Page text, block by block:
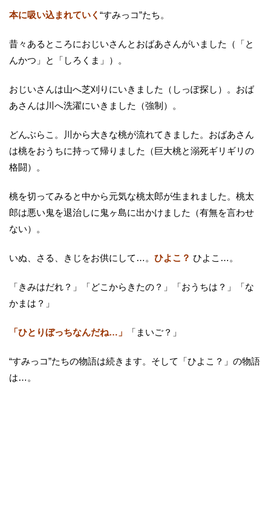
本に吸い込まれていく “すみっコ”たち。
昔々あるところにおじいさんとおばあさんがいました（「と
んかつ」と「しろくま」）。
おじいさんは山へ芝刈りにいきました（しっぽ探し）。おば
あさんは川へ洗濯にいきました（強制）。
どんぶらこ。川から大きな桃が流れてきました。おばあさん
は桃をおうちに持って帰りました（巨大桃と溺死ギリギリの
格闘）。
桃を切ってみると中から元気な桃太郎が生まれました。桃太
郎は悪い鬼を退治しに鬼ヶ島に出かけました（有無を言わせ
ない）。
いぬ、さる、きじをお供にして…。 ひよこ？ ひよこ…。
「きみはだれ？」「どこからきたの？」「おうちは？」「な
かまは？」
「ひとりぼっちなんだね…」 「まいご？」
“すみっコ”たちの物語は続きます。そして「ひよこ？」の物語
は…。